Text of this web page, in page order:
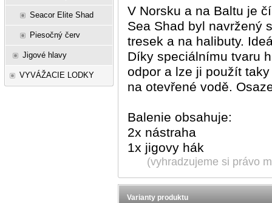
Seacor Elite Shad
Piesočný červ
Jigové hlavy
VYVÁŽACIE LODKY
V Norsku a na Baltu je
Sea Shad byl navržený
tresek a na halibuty.
Díky speciálnímu tvaru
odpor a lze ji použít taky
na otevřené vodě.
Balenie obsahuje:
2x nástraha
1x jigovy hák
(vyhradzujeme si právo
Varianty produktu